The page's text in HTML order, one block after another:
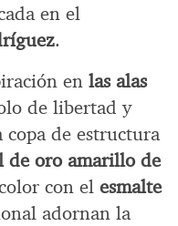
en el
.
en las alas
de libertad y
de estructura
de oro amarillo de
con el esmalte
adornan la